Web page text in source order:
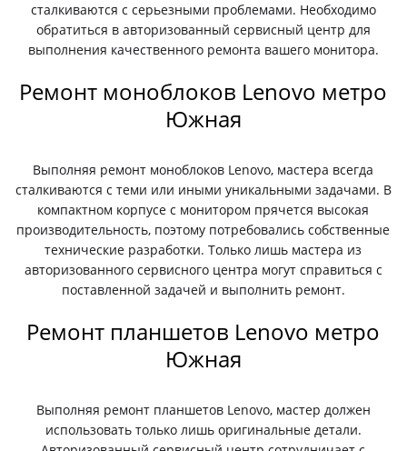
сталкиваются с серьезными проблемами. Необходимо
обратиться в авторизованный сервисный центр для
выполнения качественного ремонта вашего монитора.
Ремонт моноблоков Lenovo метро
Южная
Выполняя ремонт моноблоков Lenovo, мастера всегда
сталкиваются с теми или иными уникальными задачами. В
компактном корпусе с монитором прячется высокая
производительность, поэтому потребовались собственные
технические разработки. Только лишь мастера из
авторизованного сервисного центра могут справиться с
поставленной задачей и выполнить ремонт.
Ремонт планшетов Lenovo метро
Южная
Выполняя ремонт планшетов Lenovo, мастер должен
использовать только лишь оригинальные детали.